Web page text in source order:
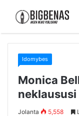
Idomybes
Monica
Jolanta 5,558